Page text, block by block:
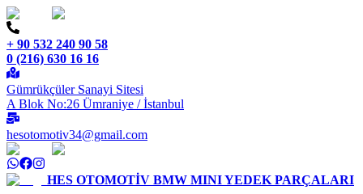
+ 90 532 240 90 58
0 (216) 630 16 16
Gümrükçüler Sanayi Sitesi
A Blok No:26 Ümraniye / İstanbul
hesotomotiv34@gmail.com
HES OTOMOTİV BMW MINI YEDEK PARÇALARI